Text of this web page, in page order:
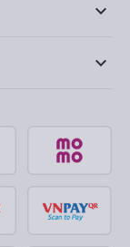
keyboard_arrow_down
keyboard_arrow_down